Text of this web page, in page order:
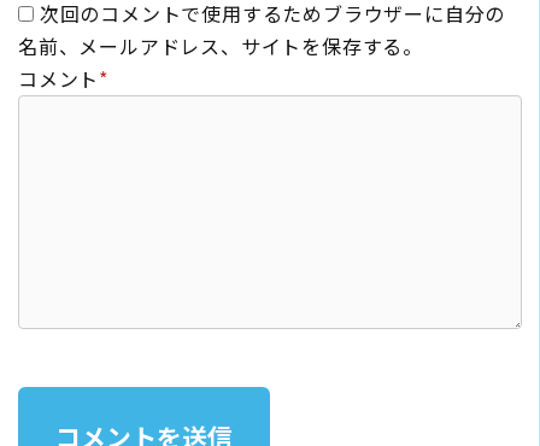
次回のコメントで使用するためブラウザーに自分の
名前、メールアドレス、サイトを保存する。
コメント*